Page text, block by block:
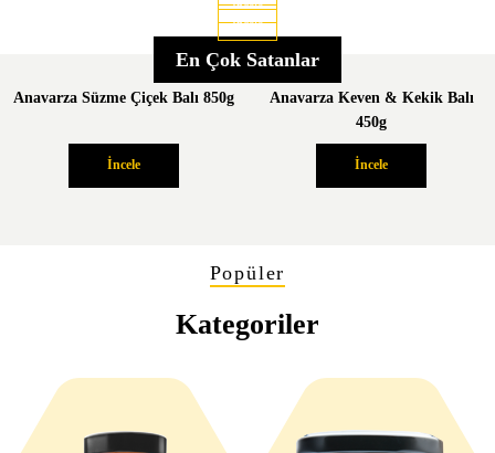
İncele
İncele
En Çok Satanlar
Anavarza Süzme Çiçek Balı 850g
İncele
Anavarza Keven & Kekik Balı
450g
İncele
Popüler
Kategoriler